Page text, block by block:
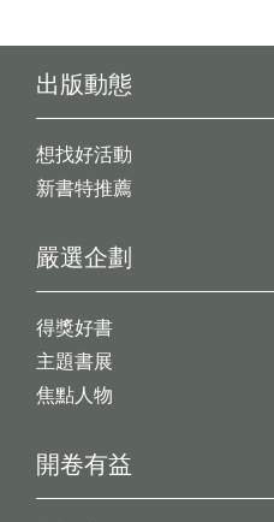
出版動態
想找好活動
新書特推薦
開卷有益
嚴選企劃
得獎好書
主題書展
焦點人物